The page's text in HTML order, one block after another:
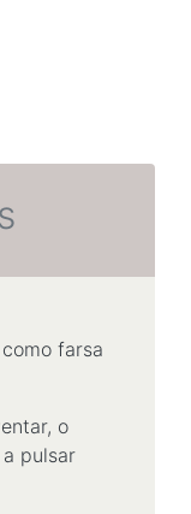
farsa
o
pulsar